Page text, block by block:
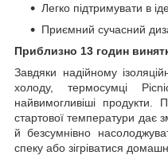
Легко підтримувати в
Приємний сучасний
Приблизно 13 годин
Завдяки надійному
холоду, термосумці
найвимогливіші продукти.
стартової температури дає
й безсумнівно
спеку або зігріватися